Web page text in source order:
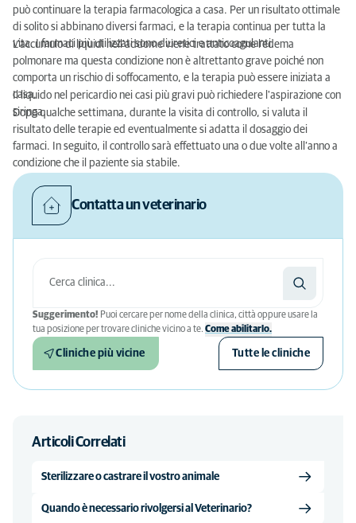
può continuare la terapia farmacologica a casa. Per un risultato ottimale
di solito si abbinano diversi farmaci, e la terapia continua per tutta la
vita. I farmaci più utilizzati sono diuretici e anticoagulanti.
L’accumulo di liquidi nell'addome viene trattato come l’edema
polmonare ma questa condizione non è altrettanto grave poiché non
comporta un rischio di soffocamento, e la terapia può essere iniziata a
casa.
Il liquido nel pericardio nei casi più gravi può richiedere l'aspirazione con
siringa.
Dopo qualche settimana, durante la visita di controllo, si valuta il
risultato delle terapie ed eventualmente si adatta il dosaggio dei
farmaci. In seguito, il controllo sarà effettuato una o due volte all’anno a
condizione che il paziente sia stabile.
Contatta un veterinario
Suggerimento! Puoi cercare per nome della clinica, città oppure usare la
tua posizione per trovare cliniche vicino a te. Come abilitarlo.
Cliniche più vicine Tutte le cliniche
Articoli Correlati
Sterilizzare o castrare il vostro animale
Quando è necessario rivolgersi al Veterinario?